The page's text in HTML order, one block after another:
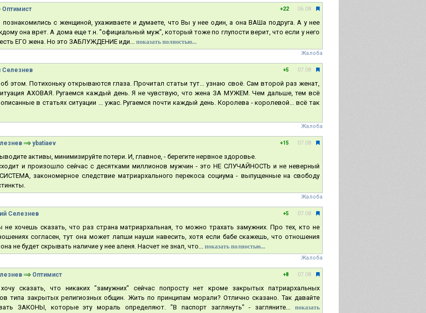
Оптимист 06.08
+22
с женщиной, ухаживаете и думаете, что Вы у нее один, а она ВАШа подруга. А у нее
она врет. А дома еще т.н. "официальный муж", который тоже по глупости верит, что если у него
ЕГО жена. Но это ЗАБЛУЖДЕНИЕ иди... показать полностью...
Жалоба
Селезнев 07.08
+5
этом. Потихоньку открываются глаза. Прочитал статьи тут... узнаю своё. Сам второй раз женат,
АХОВАЯ. Ругаемся каждый день. Я не чувствую, что жена ЗА МУЖЕМ. Чем дальше, тем всё
в статьях ситуации ... ужас. Ругаемся почти каждый день. Королева - королевой... всё так
Жалоба
ybatiaev 07.08
+15
активы, минимизируйте потери. И, главное, - берегите нервное здоровье.
и произошло сейчас с десятками миллионов мужчин - это НЕ СЛУЧАЙНОСТЬ и не неверный
закономерное следствие матриархального перекоса социума - выпущенные на свободу
Жалоба
Селезнев 07.08
+5
хочешь сказать, что раз страна матриархальная, то можно трахать замужних. Про тех, кто не
согласен, тут она может лапши науши навесить, хотя если бабе скажешь, что отношения
не будет скрывать наличие у нее аленя. Насчет не знал, что... показать полностью...
Жалоба
Оптимист 07.08
+8
сказать, что никаких "замужних" сейчас попросту нет кроме закрытых патриархальных
типа закрытых религиозных общин. Жить по принципам морали? Отлично сказано. Так давайте
ЗАКОНЫ, которые эту мораль определяют. "В паспорт заглянуть" - загляните...
показать